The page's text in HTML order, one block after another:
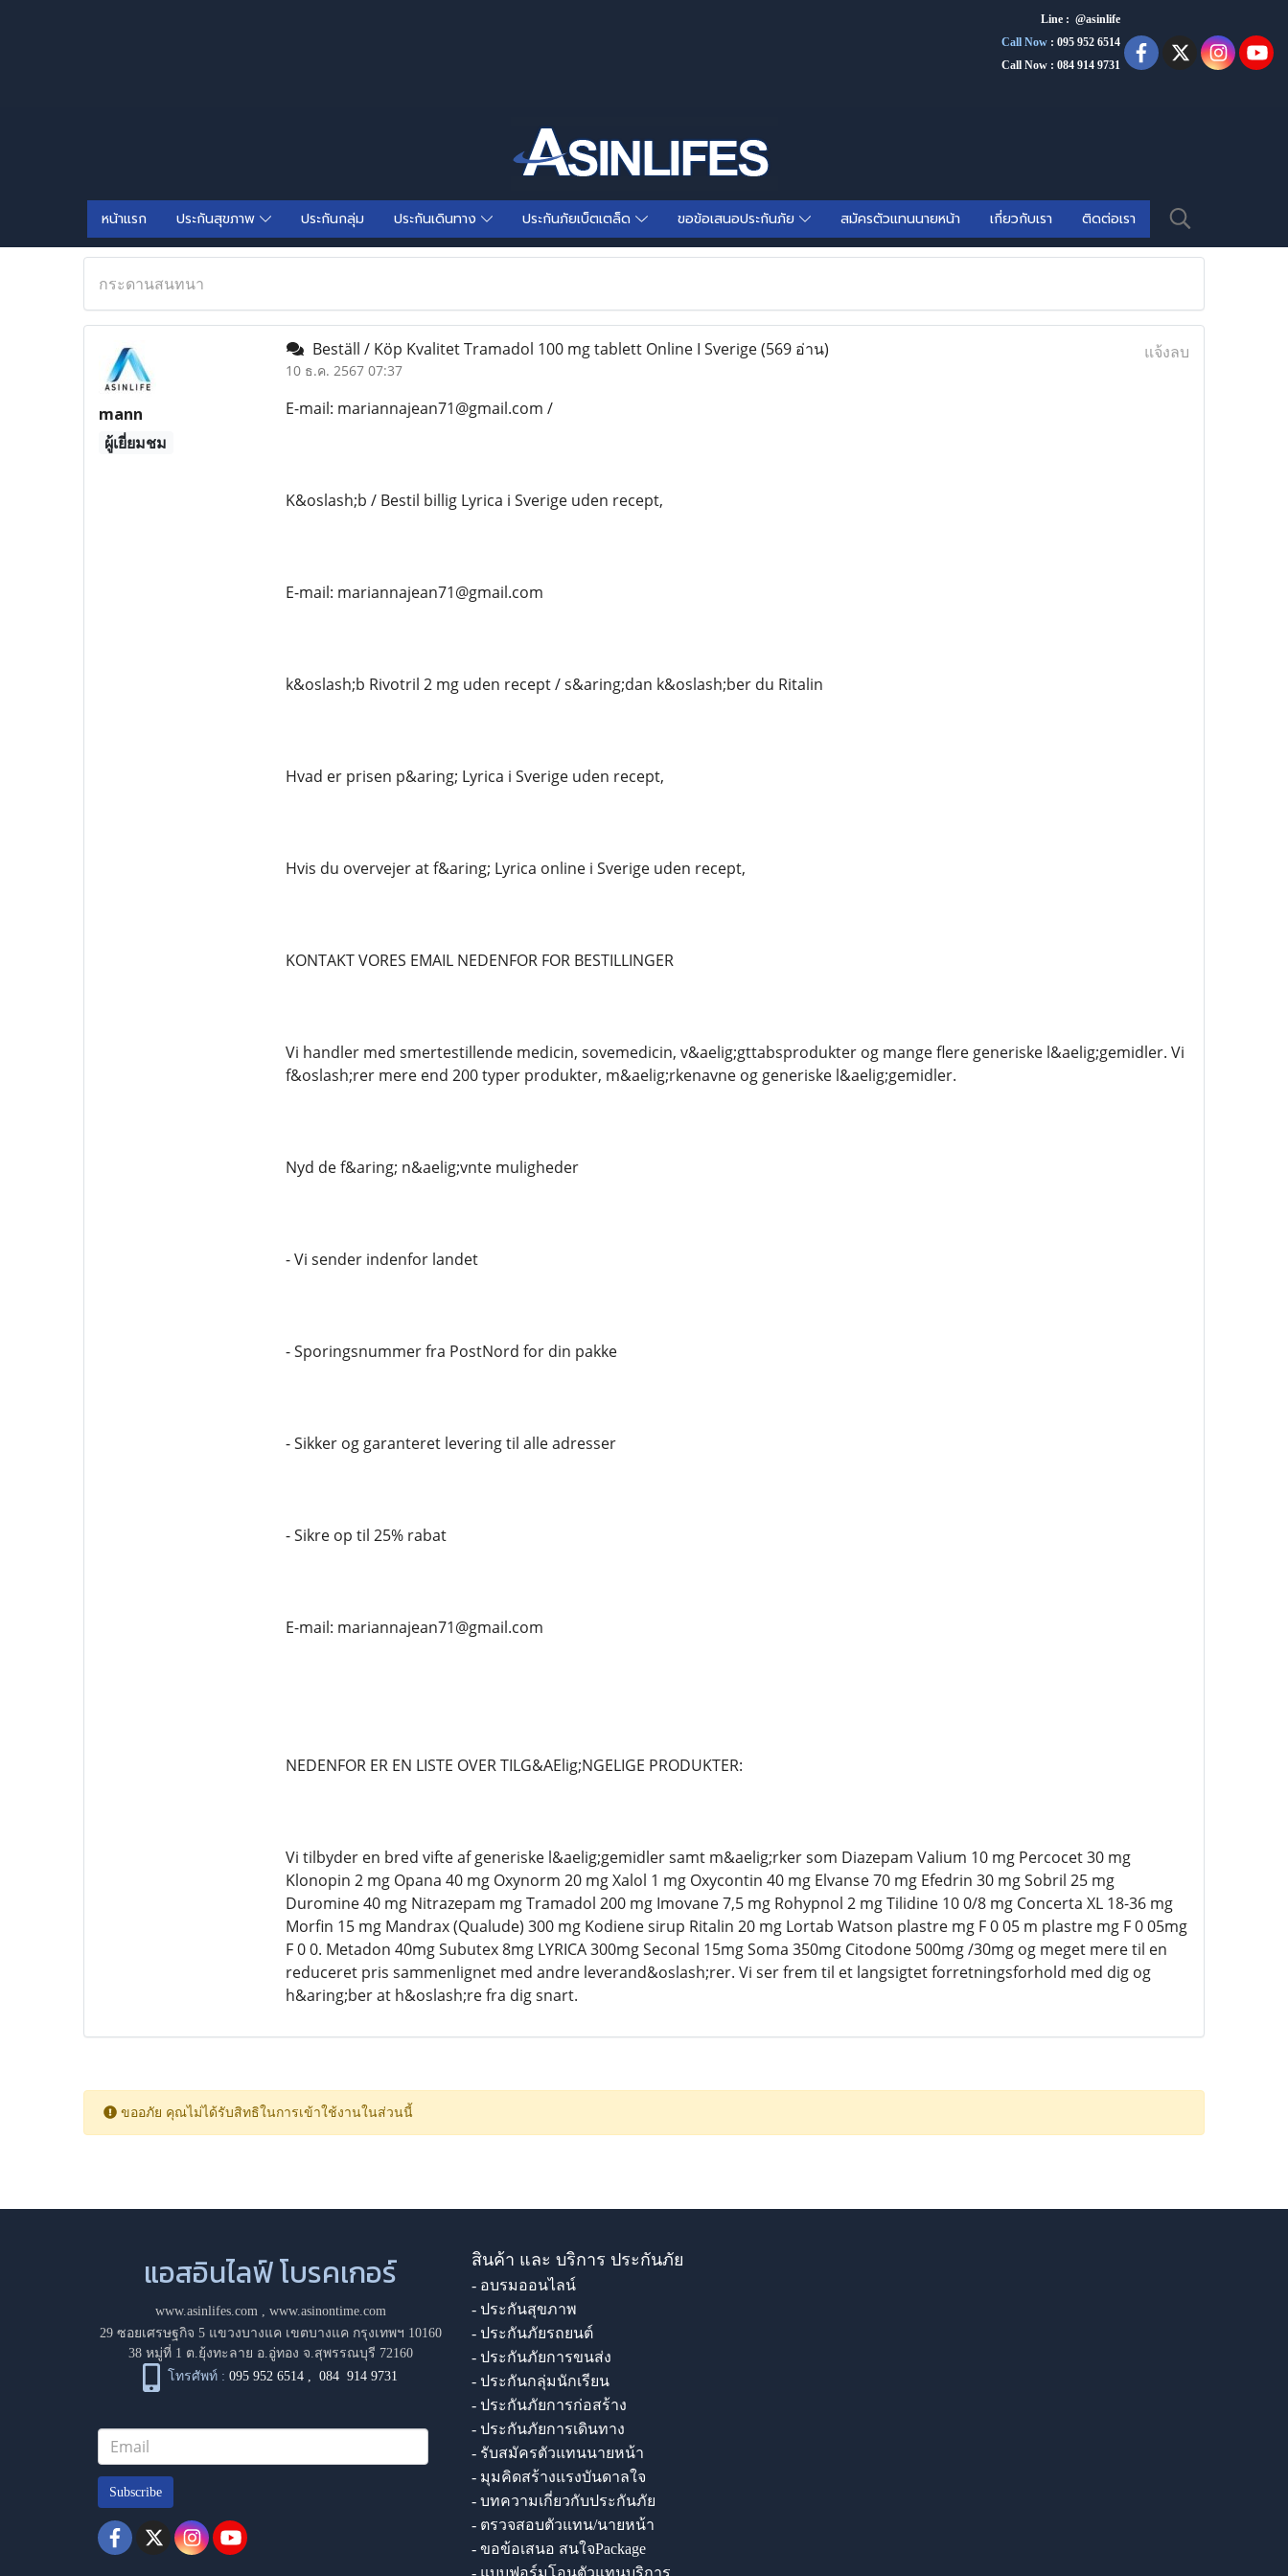
Line : @asinlife
Call Now : 095 952 6514
Call Now : 084 914 9731
หน้าแรก ประกันสุขภาพ ประกันกลุ่ม ประกันเดินทาง ประกันภัยเบ็ตเตล็ด ขอข้อเสนอประกันภัย สมัครตัวแทนนายหน้า เกี่ยวกับเรา ติดต่อเรา
กระดานสนทนา
mann
ผู้เยี่ยมชม
Beställ / Köp Kvalitet Tramadol 100 mg tablett Online I Sverige(569 อ่าน)
10 ธ.ค. 2567 07:37
แจ้งลบ
E-mail: mariannajean71@gmail.com /
K&oslash;b / Bestil billig Lyrica i Sverige uden recept,
E-mail: mariannajean71@gmail.com
k&oslash;b Rivotril 2 mg uden recept / s&aring;dan k&oslash;ber du Ritalin
Hvad er prisen p&aring; Lyrica i Sverige uden recept,
Hvis du overvejer at f&aring; Lyrica online i Sverige uden recept,
KONTAKT VORES EMAIL NEDENFOR FOR BESTILLINGER
Vi handler med smertestillende medicin, sovemedicin, v&aelig;gttabsprodukter og mange flere generiske l&aelig;gemidler. Vi
f&oslash;rer mere end 200 typer produkter, m&aelig;rkenavne og generiske l&aelig;gemidler.
Nyd de f&aring; n&aelig;vnte muligheder
- Vi sender indenfor landet
- Sporingsnummer fra PostNord for din pakke
- Sikker og garanteret levering til alle adresser
- Sikre op til 25% rabat
E-mail: mariannajean71@gmail.com
NEDENFOR ER EN LISTE OVER TILG&AElig;NGELIGE PRODUKTER:
Vi tilbyder en bred vifte af generiske l&aelig;gemidler samt m&aelig;rker som Diazepam Valium 10 mg Percocet 30 mg
Klonopin 2 mg Opana 40 mg Oxynorm 20 mg Xalol 1 mg Oxycontin 40 mg Elvanse 70 mg Efedrin 30 mg Sobril 25 mg
Duromine 40 mg Nitrazepam mg Tramadol 200 mg Imovane 7,5 mg Rohypnol 2 mg Tilidine 10 0/8 mg Concerta XL 18-36 mg
Morfin 15 mg Mandrax (Qualude) 300 mg Kodiene sirup Ritalin 20 mg Lortab Watson plastre mg F 0 05 m plastre mg F 0 05mg
F 0 0. Metadon 40mg Subutex 8mg LYRICA 300mg Seconal 15mg Soma 350mg Citodone 500mg /30mg og meget mere til en
reduceret pris sammenlignet med andre leverand&oslash;rer. Vi ser frem til et langsigtet forretningsforhold med dig og
h&aring;ber at h&oslash;re fra dig snart.
ขออภัย คุณไม่ได้รับสิทธิในการเข้าใช้งานในส่วนนี้
แอสอินไลฟ์ โบรคเกอร์
www.asinlifes.com, www.asinontime.com
29 ซอยเศรษฐกิจ 5 แขวงบางแค เขตบางแค กรุงเทพฯ 10160
38 หมู่ที่ 1 ต.ยุ้งทะลาย อ.อู่ทอง จ.สุพรรณบุรี 72160
โทรศัพท์ : 095 952 6514 ,084 914 9731
Subscribe
สินค้า และ บริการ ประกันภัย
- อบรมออนไลน์
- ประกันสุขภาพ
- ประกันภัยรถยนต์
- ประกันภัยการขนส่ง
- ประกันกลุ่มนักเรียน
- ประกันภัยการก่อสร้าง
- ประกันภัยการเดินทาง
- รับสมัครตัวแทนนายหน้า
- มุมคิดสร้างแรงบันดาลใจ
- บทความเกี่ยวกับประกันภัย
- ตรวจสอบตัวแทน/นายหน้า
- ขอข้อเสนอ สนใจPackage
- แบบฟอร์มโอนตัวแทนบริการ